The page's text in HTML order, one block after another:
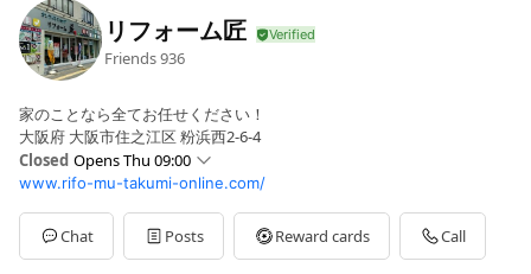
リフォーム匠
Friends936
家のことなら全てお任せください！
大阪府 大阪市住之江区 粉浜西2-6-4
Closed Opens Thu 09:00
SunClosed
Mon09:00 - 18:00
Tue09:00 - 18:00
Wed09:00 - 18:00
www.rifo-mu-takumi-online.com/
Chat Posts Reward cards Call